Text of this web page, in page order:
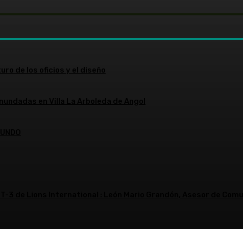
de los oficios y el diseño
en Villa La Arboleda de Angol